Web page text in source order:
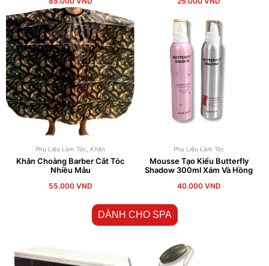
Phụ Liệu Làm Tóc Khăn
Khăn Choàng Barber Cắt Tóc
Nhiều Mẫu
55.000 VND
Phụ Liệu Làm Tóc
Mousse Tạo Kiểu Butterfly
Shadow 300ml Xám Và Hồng
40.000 VND
DÀNH CHO SPA